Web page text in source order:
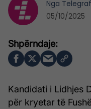
Kandidati i Lidhjes
për kryetar të
Nga
05/10/2025